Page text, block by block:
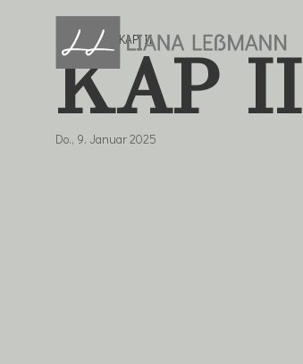
Startseite KAP II
KAP II
Do., 9. Januar 2025